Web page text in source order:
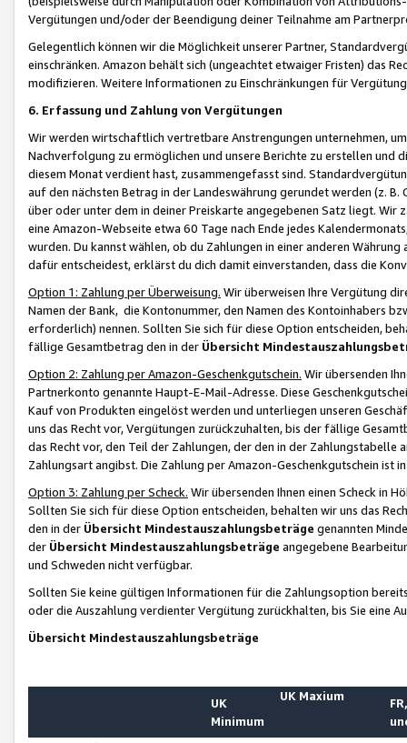
Vergütungen und/oder der Beendigung deiner Teilnahme am
Gelegentlich können wir die Möglichkeit unserer Partner,
einschränken. Amazon behält sich (ungeachtet etwaiger Fristen) das
modifizieren. Weitere Informationen zu Einschränkungen für
6. Erfassung und Zahlung von Vergütungen
Wir werden wirtschaftlich vertretbare Anstrengungen unternehmen,
Nachverfolgung zu ermöglichen und unsere Berichte zu erstellen und
diesem Monat verdient hast, zusammengefasst sind.
auf den nächsten Betrag in der Landeswährung gerundet werden (z.
über oder unter dem in deiner Preiskarte angegebenen Satz liegt.
eine Amazon-Webseite etwa 60 Tage nach Ende jedes
wurden. Du kannst wählen, ob du Zahlungen in einer anderen
dafür entscheidest, erklärst du dich damit einverstanden, dass die
Option 1: Zahlung per Überweisung. Wir überweisen Ihre Vergütung
Namen der Bank, die Kontonummer, den Namen des Kontoinhabers
erforderlich) nennen. Sollten Sie sich für diese Option entscheiden,
fällige Gesamtbetrag den in der Übersicht
Option 2: Zahlung per Amazon-Geschenkgutschein. Wir übersenden
Partnerkonto genannte Haupt-E-Mail-Adresse. Diese
Kauf von Produkten eingelöst werden und unterliegen unseren
uns das Recht vor, Vergütungen zurückzuhalten, bis der fällige
das Recht vor, den Teil der Zahlungen, der den in der
Zahlungsart angibst. Die Zahlung per Amazon-Geschenkgutschein ist
Option 3: Zahlung per Scheck. Wir übersenden Ihnen einen Scheck in
Sollten Sie sich für diese Option entscheiden, behalten wir uns das
den in der Übersicht Mindestauszahlungsbeträge genannten
der Übersicht Mindestauszahlungsbeträge angegebene
und Schweden nicht verfügbar.
Sollten Sie keine gültigen Informationen für die Zahlungsoption
oder die Auszahlung verdienter Vergütung zurückhalten, bis Sie
Übersicht Mindestauszahlungsbeträge
UK
Minimum
UK Maxium